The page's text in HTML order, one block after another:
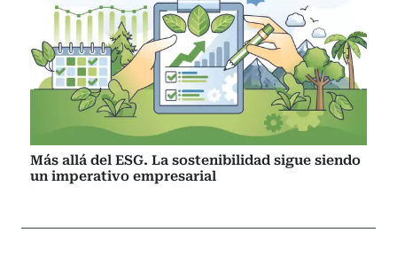
Más allá del ESG. La sostenibilidad sigue siendo
un imperativo empresarial